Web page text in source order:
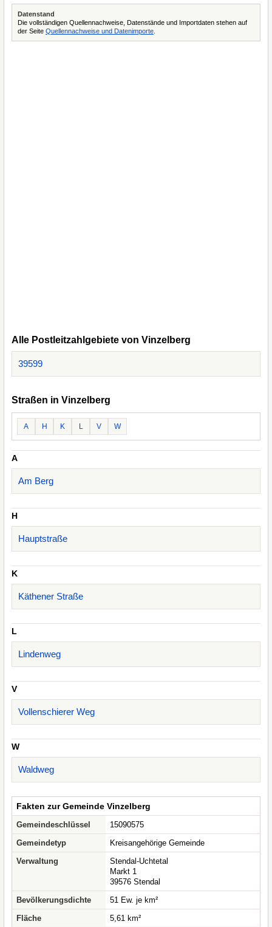
Datenstand
Die vollständigen Quellennachweise, Datenstände und Importdaten stehen auf
der Seite Quellennachweise und Datenimporte
Alle Postleitzahlgebiete von Vinzelberg
39599
Straßen in Vinzelberg
A H K L V W
A
Am Berg
H
Hauptstraße
K
Käthener Straße
L
Lindenweg
V
Vollenschierer Weg
W
Waldweg
Fakten zur Gemeinde Vinzelberg
Gemeindeschlüssel
15090575
Gemeindetyp
Kreisangehörige Gemeinde
Verwaltung
Stendal-Uchtetal
Markt 1
39576 Stendal
Bevölkerungsdichte
51 Ew. je km²
Fläche
5,61 km²